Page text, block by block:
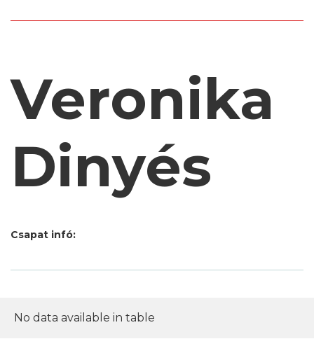
Veronika
Dinyés
Csapat infó:
No data available in table